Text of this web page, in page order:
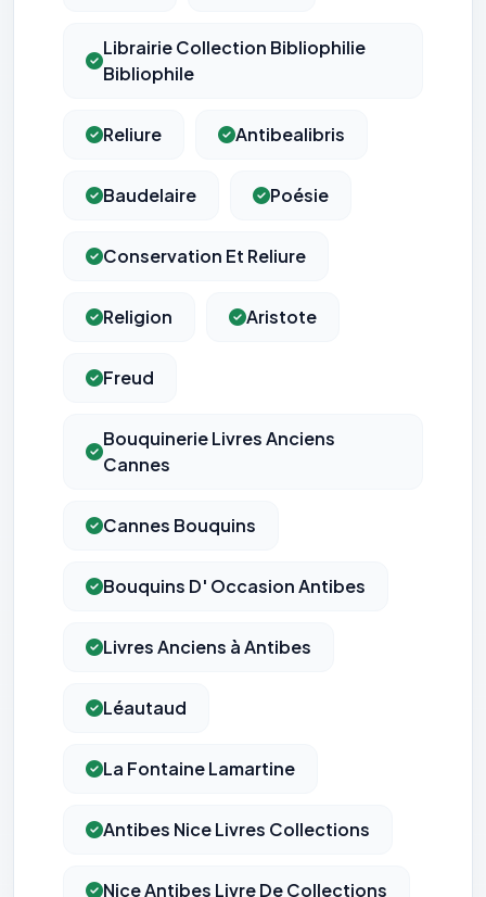
Librairie Collection Bibliophilie
Bibliophile
Reliure Antibealibris
Baudelaire Poésie
Conservation Et Reliure
Religion Aristote
Freud
Bouquinerie Livres Anciens
Cannes
Cannes Bouquins
Bouquins D' Occasion Antibes
Livres Anciens à Antibes
Léautaud
La Fontaine Lamartine
Antibes Nice Livres Collections
Nice Antibes Livre De Collections